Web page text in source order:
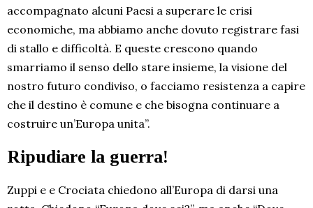
accompagnato alcuni Paesi a superare le crisi
economiche, ma abbiamo anche dovuto registrare fasi
di stallo e difficoltà. E queste crescono quando
smarriamo il senso dello stare insieme, la visione del
nostro futuro condiviso, o facciamo resistenza a capire
che il destino è comune e che bisogna continuare a
costruire un’Europa unita”.
Ripudiare la guerra!
Zuppi e e Crociata chiedono all’Europa di darsi una